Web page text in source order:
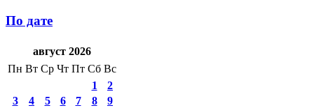
По дате
август 2026
Пн Вт Ср Чт Пт Сб Вс
1
2
3
4 5 6 7 8
9